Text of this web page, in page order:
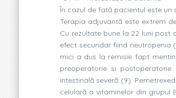
În cazul de fată pacientul este un
Terapia adjuvantă este extrem
Cu rezultate bune la 22 luni post
efect secundar fiind neutropenia
mici a dus la remisie fapt
preoperatorie si
intestinală severă (9).
celulară a vitaminelor din grupul